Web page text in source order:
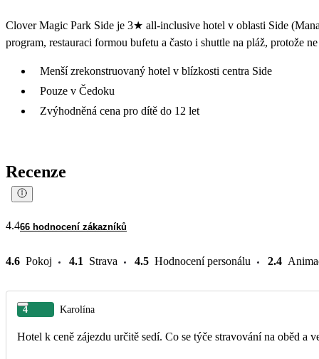
Clover Magic Park Side je 3★ all-inclusive hotel v oblasti Side
program, restauraci formou bufetu a často i shuttle na pláž, protože
Menší zrekonstruovaný hotel v blízkosti centra Side
Pouze v Čedoku
Zvýhodněná cena pro dítě do 12 let
Recenze
4.466 hodnocení zákazníků
4.6 Pokoj 4.1 Strava 4.5 Hodnocení personálu 2.4
4 Karolína
Hotel k ceně zájezdu určitě sedí. Co se týče stravování na oběd a